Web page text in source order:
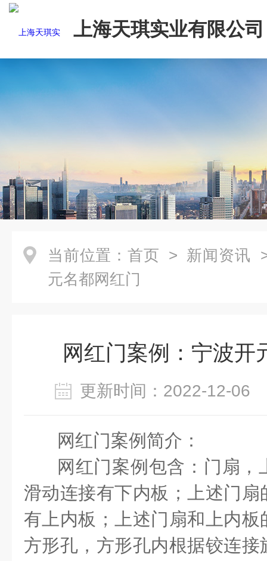
上海天琪实业有限公司
当前位置： 首页 > 新闻资讯
元名都网红门
网红门案例：宁波开
更新时间：2022-12-
网红门案例简介：
网红门案例包含：门扇
滑动连接有下内板；上述门
有上内板；上述门扇和上内
方形孔，方形孔内根据铰连